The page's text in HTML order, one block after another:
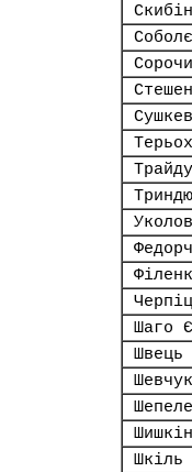
Шаго